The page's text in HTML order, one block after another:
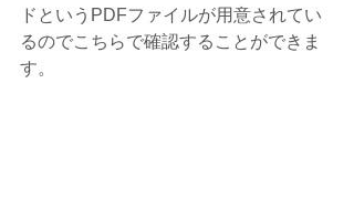
ドというPDFファイルが用意されてい
るのでこちらで確認することができま
す。